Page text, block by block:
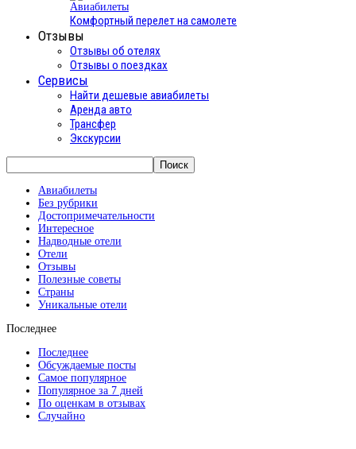
Авиабилеты
Комфортный перелет на самолете
Отзывы
Отзывы об отелях
Отзывы о поездках
Сервисы
Найти дешевые авиабилеты
Аренда авто
Трансфер
Экскурсии
Авиабилеты
Без рубрики
Достопримечательности
Интересное
Надводные отели
Отели
Отзывы
Полезные советы
Страны
Уникальные отели
Последнее
Последнее
Обсуждаемые посты
Самое популярное
Популярное за 7 дней
По оценкам в отзывах
Случайно